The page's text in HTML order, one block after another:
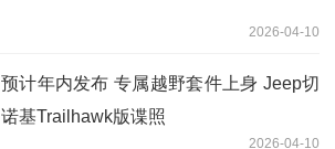
2026-04-10
预计年内发布 专属越野套件上身 Jeep切
诺基Trailhawk版谍照
2026-04-10